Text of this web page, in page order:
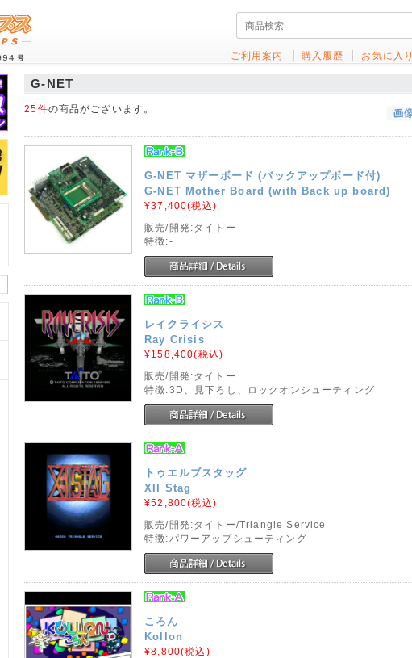
ご利用案内 購入履歴 お気に入り
G-NET
25件の商品がございます。
G-NET マザーボード (バックアップボード付)
G-NET Mother Board (with Back up board)
¥37,400(税込)
販売/開発:タイトー
特徴:-
レイクライシス
Ray Crisis
¥158,400(税込)
販売/開発:タイトー
特徴:3D、見下ろし、ロックオンシューティング
トゥエルブスタッグ
XII Stag
¥52,800(税込)
販売/開発:タイトー/Triangle Service
特徴:パワーアップシューティング
ころん
Kollon
¥8,800(税込)